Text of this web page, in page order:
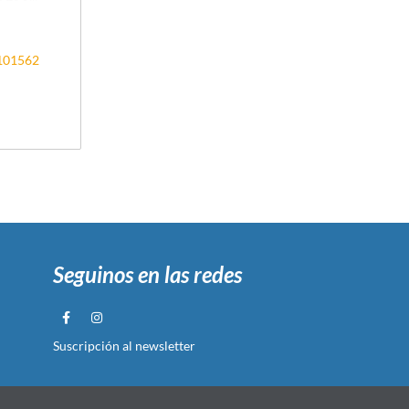
Seguinos en las redes
Suscripción al newsletter